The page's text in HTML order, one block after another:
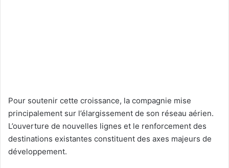
Pour soutenir cette croissance, la compagnie mise
principalement sur l’élargissement de son réseau aérien.
L’ouverture de nouvelles lignes et le renforcement des
destinations existantes constituent des axes majeurs de
développement.